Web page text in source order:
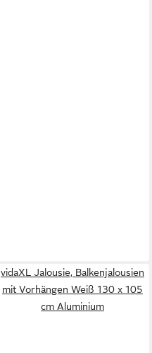
vidaXL Jalousie, Balkenjalousien
mit Vorhängen Weiß 130 x 105
cm Aluminium